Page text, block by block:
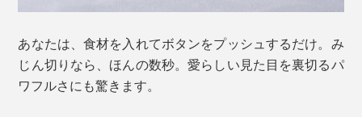
あなたは、食材を入れてボタンをプッシュするだけ。み
じん切りなら、ほんの数秒。愛らしい見た目を裏切るパ
ワフルさにも驚きます。